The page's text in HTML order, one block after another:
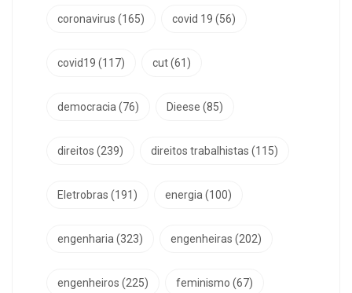
coronavirus (165) covid 19 (56)
covid19 (117) cut(61)
democracia (76) Dieese (85)
direitos (239) direitos trabalhistas (115)
Eletrobras (191) energia (100)
engenharia (323) engenheiras (202)
engenheiros (225) feminismo (67)